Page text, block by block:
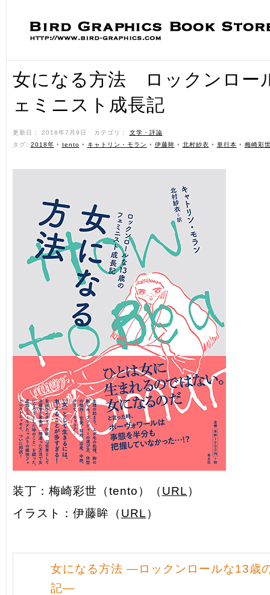
女になる方法 ロックンロー
ェミニスト成長記
更新日： 2018年7月9日 ˑ カテゴリ： 文学・評論 ˑ
タグ: 2018年 • tento • キャトリン・モラン • 伊藤眸 • 北村紗衣 • 単行本 • 梅崎彩
装丁：梅崎彩世（tento）（ URL ）
イラスト：伊藤眸（ URL ）
女になる方法 ―ロックンロールな13歳
記―